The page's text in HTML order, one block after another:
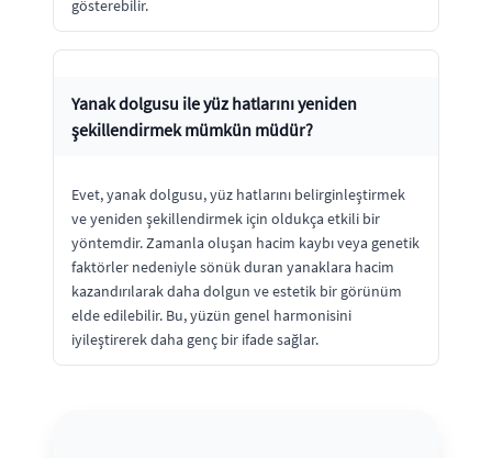
gösterebilir.
Yanak dolgusu ile yüz hatlarını yeniden
şekillendirmek mümkün müdür?
Evet, yanak dolgusu, yüz hatlarını belirginleştirmek
ve yeniden şekillendirmek için oldukça etkili bir
yöntemdir. Zamanla oluşan hacim kaybı veya genetik
faktörler nedeniyle sönük duran yanaklara hacim
kazandırılarak daha dolgun ve estetik bir görünüm
elde edilebilir. Bu, yüzün genel harmonisini
iyileştirerek daha genç bir ifade sağlar.